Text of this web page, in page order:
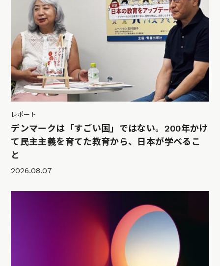
レポート
デンマークは「すごい国」ではない。200年かけ
て民主主義を育てた教育から、日本が学べるこ
と
2026.08.07